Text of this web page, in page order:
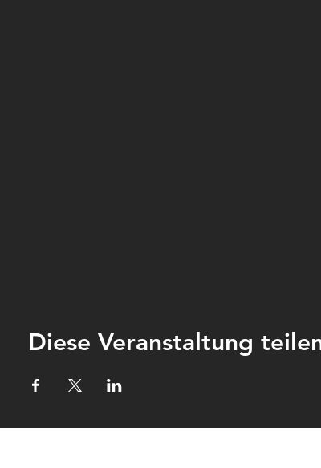
Diese Veranstaltung